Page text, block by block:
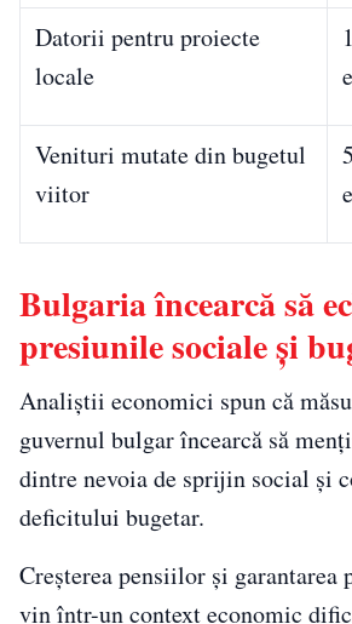
Datorii pentru proiecte
locale
Venituri mutate din bugetul
viitor
Bulgaria încearcă să
presiunile sociale și
Analiștii economici spun că
guvernul bulgar încearcă să
dintre nevoia de sprijin social și
deficitului bugetar.
Creșterea pensiilor și
vin într-un context economic